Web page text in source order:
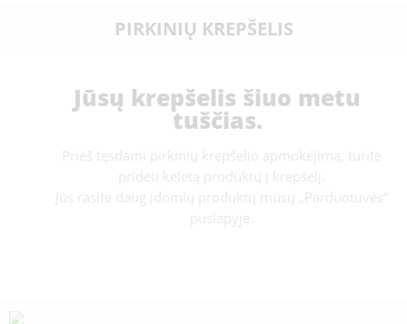
PIRKINIŲ KREPŠELIS
Jūsų krepšelis šiuo metu
tuščias.
Prieš tęsdami pirkinių krepšelio apmokėjimą, turite
pridėti keletą produktų į krepšelį.
Jūs rasite daug įdomių produktų mūsų „Parduotuvės“
puslapyje.